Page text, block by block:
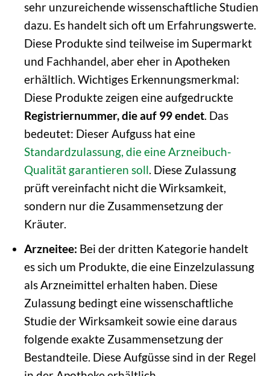
sehr unzureichende wissenschaftliche Studien
dazu. Es handelt sich oft um Erfahrungswerte.
Diese Produkte sind teilweise im Supermarkt
und Fachhandel, aber eher in Apotheken
erhältlich. Wichtiges Erkennungsmerkmal:
Diese Produkte zeigen eine aufgedruckte
Registriernummer, die auf 99 endet. Das
bedeutet: Dieser Aufguss hat eine
Standardzulassung, die eine Arzneibuch-
Qualität garantieren soll. Diese Zulassung
prüft vereinfacht nicht die Wirksamkeit,
sondern nur die Zusammensetzung der
Kräuter.
Arzneitee: Bei der dritten Kategorie handelt
es sich um Produkte, die eine Einzelzulassung
als Arzneimittel erhalten haben. Diese
Zulassung bedingt eine wissenschaftliche
Studie der Wirksamkeit sowie eine daraus
folgende exakte Zusammensetzung der
Bestandteile. Diese Aufgüsse sind in der Regel